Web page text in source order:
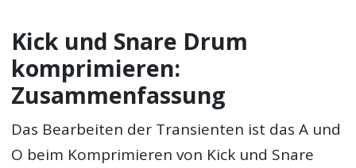
Kick und Snare Drum
komprimieren:
Zusammenfassung
Das Bearbeiten der Transienten ist das A und
O beim Komprimieren von Kick und Snare